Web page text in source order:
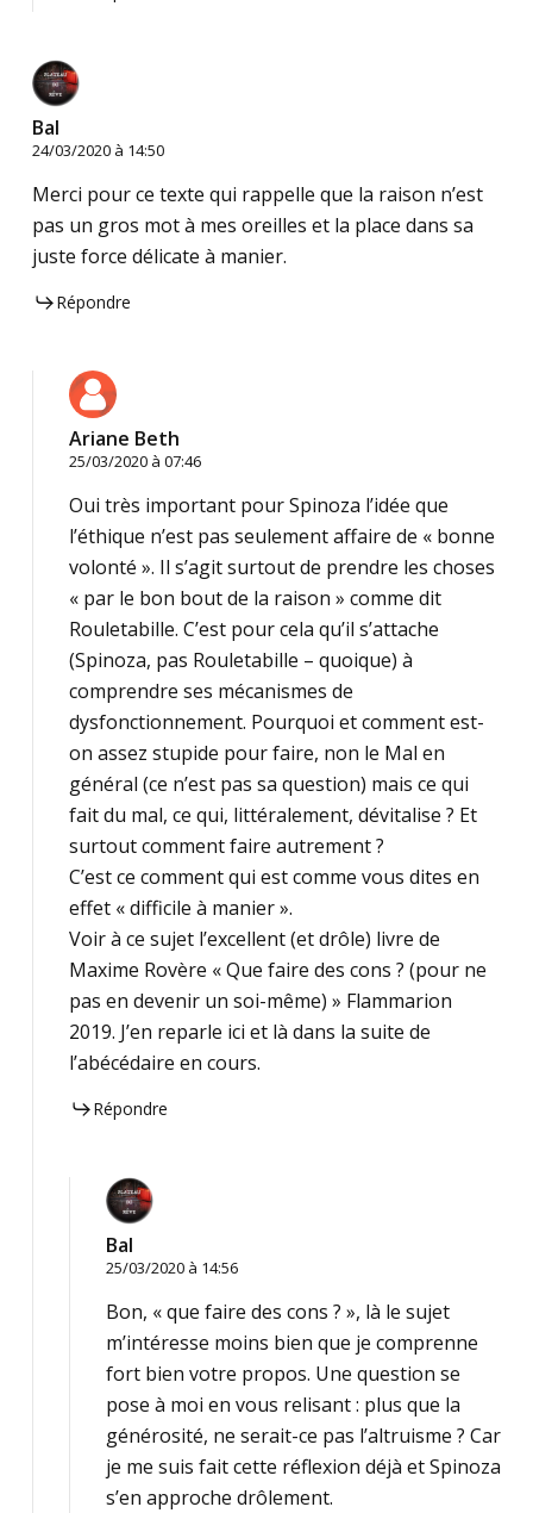
Bal
24/03/2020 à 14:50
Merci pour ce texte qui rappelle que la raison n’est
pas un gros mot à mes oreilles et la place dans sa
juste force délicate à manier.
Répondre
Ariane Beth
25/03/2020 à 07:46
Oui très important pour Spinoza l’idée que
l’éthique n’est pas seulement affaire de « bonne
volonté ». Il s’agit surtout de prendre les choses
« par le bon bout de la raison » comme dit
Rouletabille. C’est pour cela qu’il s’attache
(Spinoza, pas Rouletabille – quoique) à
comprendre ses mécanismes de
dysfonctionnement. Pourquoi et comment est-
on assez stupide pour faire, non le Mal en
général (ce n’est pas sa question) mais ce qui
fait du mal, ce qui, littéralement, dévitalise ? Et
surtout comment faire autrement ?
C’est ce comment qui est comme vous dites en
effet « difficile à manier ».
Voir à ce sujet l’excellent (et drôle) livre de
Maxime Rovère « Que faire des cons ? (pour ne
pas en devenir un soi-même) » Flammarion
2019. J’en reparle ici et là dans la suite de
l’abécédaire en cours.
Répondre
Bal
25/03/2020 à 14:56
Bon, « que faire des cons ? », là le sujet
m’intéresse moins bien que je comprenne
fort bien votre propos. Une question se
pose à moi en vous relisant : plus que la
générosité, ne serait-ce pas l’altruisme ? Car
je me suis fait cette réflexion déjà et Spinoza
s’en approche drôlement.